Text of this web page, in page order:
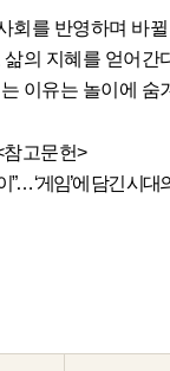
회를 반영하며 바
의 지혜를 얻어
이유는 놀이에
참고문헌>
‘게임’에 담긴 시대